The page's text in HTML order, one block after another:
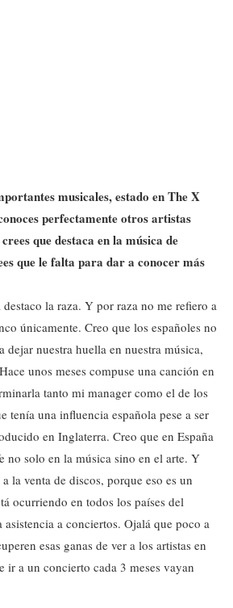
musicales, estado en The X
perfectamente otros artistas
que destaca en la música de
que le falta para dar a conocer más
la raza. Y por raza no me refiero a
únicamente. Creo que los españoles no
dejar nuestra huella en nuestra música,
unos meses compuse una canción en
tanto mi manager como el de los
tenía una influencia española pese a ser
en Inglaterra. Creo que en España
no solo en la música sino en el arte. Y
la venta de discos, porque eso es un
ocurriendo en todos los países del
a conciertos. Ojalá que poco a
esas ganas de ver a los artistas en
ir a un concierto cada 3 meses vayan